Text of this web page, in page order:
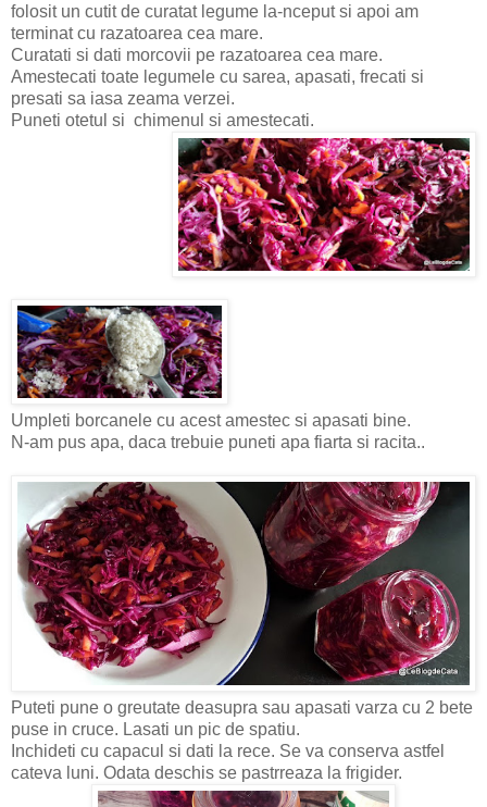
folosit un cutit de curatat legume la-nceput si apoi am
terminat cu razatoarea cea mare.
Curatati si dati morcovii pe razatoarea cea mare.
Amestecati toate legumele cu sarea, apasati, frecati si
presati sa iasa zeama verzei.
Puneti otetul si chimenul si amestecati.
Umpleti borcanele cu acest amestec si apasati bine.
N-am pus apa, daca trebuie puneti apa fiarta si racita..
Puteti pune o greutate deasupra sau apasati varza cu 2 bete
puse in cruce. Lasati un pic de spatiu.
Inchideti cu capacul si dati la rece. Se va conserva astfel
cateva luni. Odata deschis se pastrreaza la frigider.